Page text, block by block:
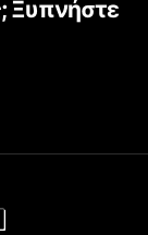
Ξυπνήστε